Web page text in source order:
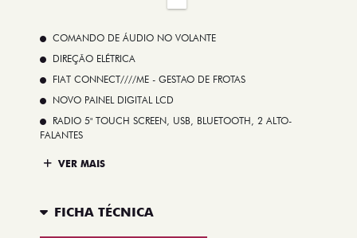
COMANDO DE ÁUDIO NO VOLANTE
DIREÇÃO ELÉTRICA
FIAT CONNECT////ME - GESTAO DE FROTAS
NOVO PAINEL DIGITAL LCD
RADIO 5" TOUCH SCREEN, USB, BLUETOOTH, 2 ALTO-
FALANTES
VER MAIS
FICHA TÉCNICA